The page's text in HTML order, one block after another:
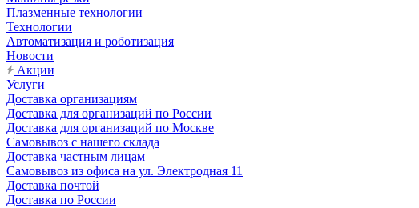
Плазменные технологии
Технологии
Автоматизация и роботизация
Новости
Акции
Услуги
Доставка организациям
Доставка для организаций по России
Доставка для организаций по Москве
Самовывоз с нашего склада
Доставка частным лицам
Самовывоз из офиса на ул. Электродная 11
Доставка почтой
Доставка по России